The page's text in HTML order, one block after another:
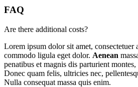
FAQ
Are there additional costs?
Lorem ipsum dolor sit amet, consectetuer
commodo ligula eget dolor. Aenean
penatibus et magnis dis parturient montes,
Donec quam felis, ultricies nec,
Nulla consequat massa quis enim.